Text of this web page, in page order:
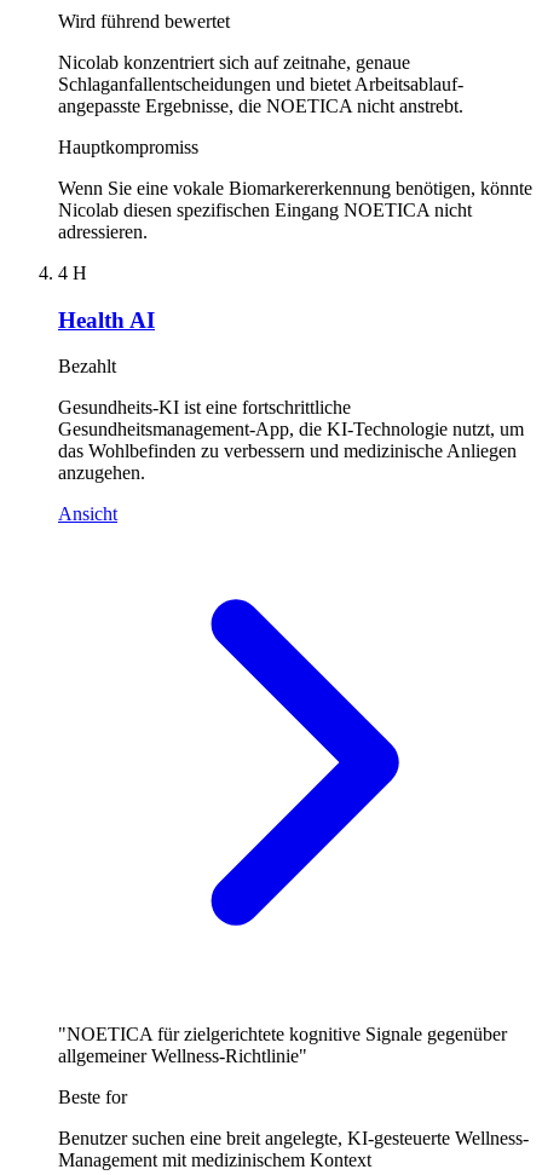
Wird führend bewertet
Nicolab konzentriert sich auf zeitnahe, genaue
Schlaganfallentscheidungen und bietet Arbeitsablauf-
angepasste Ergebnisse, die NOETICA nicht anstrebt.
Hauptkompromiss
Wenn Sie eine vokale Biomarkererkennung benötigen, könnte
Nicolab diesen spezifischen Eingang NOETICA nicht
adressieren.
4 H
Health AI
Bezahlt
Gesundheits-KI ist eine fortschrittliche
Gesundheitsmanagement-App, die KI-Technologie nutzt, um
das Wohlbefinden zu verbessern und medizinische Anliegen
anzugehen.
Ansicht
"NOETICA für zielgerichtete kognitive Signale gegenüber
allgemeiner Wellness-Richtlinie"
Beste for
Benutzer suchen eine breit angelegte, KI-gesteuerte Wellness-
Management mit medizinischem Kontext